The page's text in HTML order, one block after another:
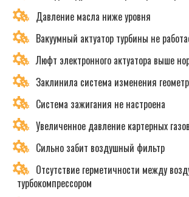
Давление масла ниже уровня
Вакуумный актуатор турбины не
Люфт электронного актуатора выше
Заклинила система изменения
Система зажигания не настроена
Увеличенное давление картерных газов
Сильно забит воздушный фильтр
Отсутствие герметичности между
турбокомпрессором